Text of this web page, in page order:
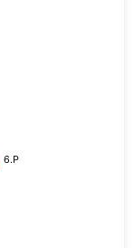
6.P